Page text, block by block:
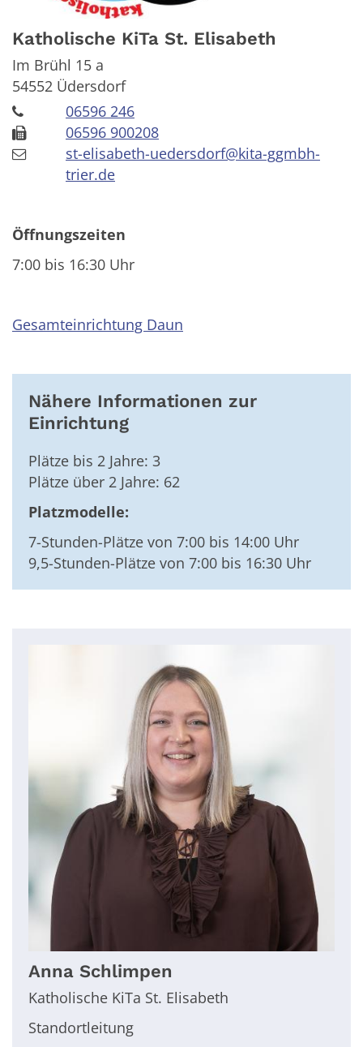
Katholische KiTa St. Elisabeth
Im Brühl 15 a
54552 Üdersdorf
06596 246
06596 900208
st-elisabeth-uedersdorf@kita-ggmbh-
trier.de
Öffnungszeiten
7:00 bis 16:30 Uhr
Gesamteinrichtung Daun
Nähere Informationen zur
Einrichtung
Plätze bis 2 Jahre: 3
Plätze über 2 Jahre: 62
Platzmodelle:
7-Stunden-Plätze von 7:00 bis 14:00 Uhr
9,5-Stunden-Plätze von 7:00 bis 16:30 Uhr
Anna Schlimpen
Katholische KiTa St. Elisabeth
Standortleitung